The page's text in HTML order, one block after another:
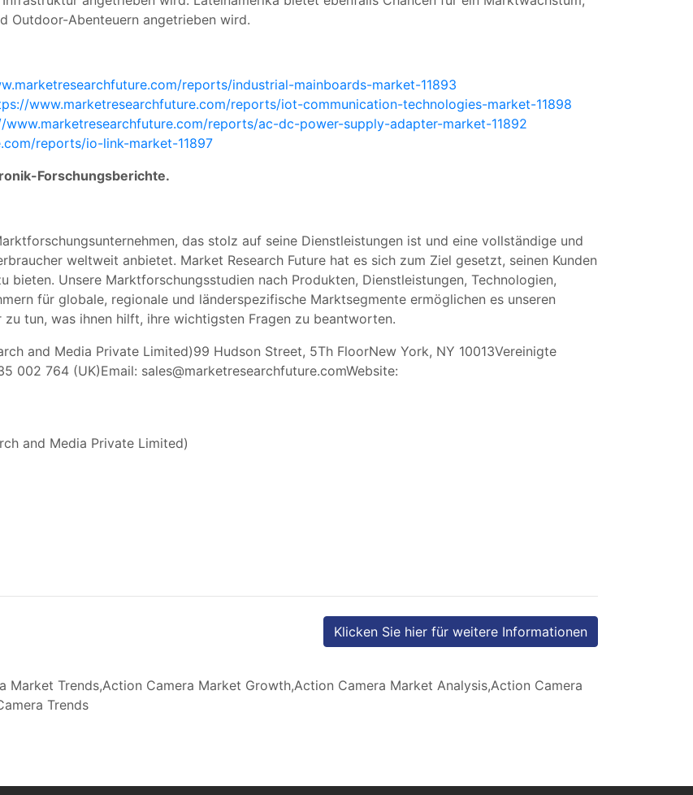
Outdoor-Abenteuern angetrieben wird.
reports/industrial-mainboards-market-11893
www.marketresearchfuture.com/reports/iot-communication-technologies-market-11898
www.marketresearchfuture.com/reports/ac-dc-power-supply-adapter-market-11892
reports/io-link-market-11897
Forschungsberichte.
das stolz auf seine Dienstleistungen ist und eine vollständige und
weltweit anbietet. Market Research Future hat es sich zum Ziel gesetzt, seinen Kunden
Unsere Marktforschungsstudien nach Produkten, Dienstleistungen, Technologien,
für globale, regionale und länderspezifische Marktsegmente ermöglichen es unseren
zu tun, was ihnen hilft, ihre wichtigsten Fragen zu beantworten.
and Media Private Limited)99 Hudson Street, 5Th FloorNew York, NY 10013Vereinigte
002 764 (UK)Email: sales@marketresearchfuture.comWebsite:
and Media Private Limited)
Klicken Sie hier für weitere Informationen
Market Trends,Action Camera Market Growth,Action Camera Market Analysis,Action Camera
Trends